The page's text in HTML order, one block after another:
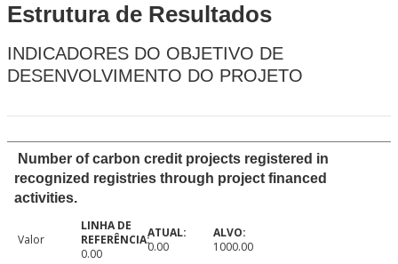
Estrutura de Resultados
INDICADORES DO OBJETIVO DE
DESENVOLVIMENTO DO PROJETO
Number of carbon credit projects registered in
recognized registries through project financed
activities.
Valor
0.00
0.00 1000.00